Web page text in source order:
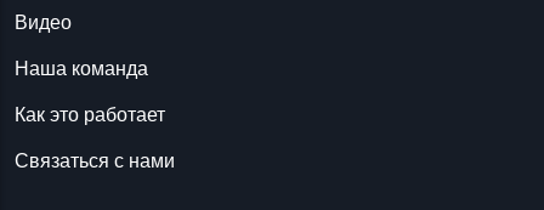
Видео
Наша команда
Как это работает
Связаться с нами